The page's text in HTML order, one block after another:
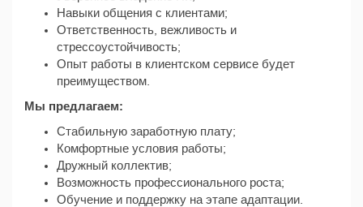
Навыки общения с клиентами;
Ответственность, вежливость и
стрессоустойчивость;
Опыт работы в клиентском сервисе будет
преимуществом.
Мы предлагаем:
Стабильную заработную плату;
Комфортные условия работы;
Дружный коллектив;
Возможность профессионального роста;
Обучение и поддержку на этапе адаптации.